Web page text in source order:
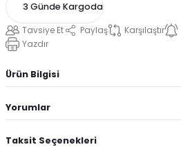
3 Günde Kargoda
Tavsiye Et Paylaş Karşılaştır
Yazdır
Ürün Bilgisi
Yorumlar
Taksit Seçenekleri